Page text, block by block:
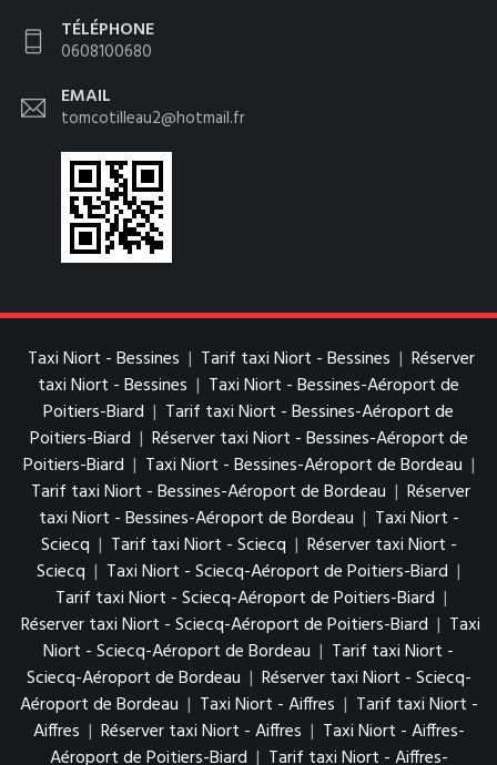
TÉLÉPHONE
0608100680
EMAIL
tomcotilleau2@hotmail.fr
Taxi Niort - Bessines | Tarif taxi Niort - Bessines | Réserver
taxi Niort - Bessines | Taxi Niort - Bessines-Aéroport de
Poitiers-Biard | Tarif taxi Niort - Bessines-Aéroport de
Poitiers-Biard | Réserver taxi Niort - Bessines-Aéroport de
Poitiers-Biard | Taxi Niort - Bessines-Aéroport de Bordeau |
Tarif taxi Niort - Bessines-Aéroport de Bordeau | Réserver
taxi Niort - Bessines-Aéroport de Bordeau | Taxi Niort -
Sciecq | Tarif taxi Niort - Sciecq | Réserver taxi Niort -
Sciecq | Taxi Niort - Sciecq-Aéroport de Poitiers-Biard |
Tarif taxi Niort - Sciecq-Aéroport de Poitiers-Biard |
Réserver taxi Niort - Sciecq-Aéroport de Poitiers-Biard | Taxi
Niort - Sciecq-Aéroport de Bordeau | Tarif taxi Niort -
Sciecq-Aéroport de Bordeau | Réserver taxi Niort - Sciecq-
Aéroport de Bordeau | Taxi Niort - Aiffres | Tarif taxi Niort -
Aiffres | Réserver taxi Niort - Aiffres | Taxi Niort - Aiffres-
Aéroport de Poitiers-Biard | Tarif taxi Niort - Aiffres-